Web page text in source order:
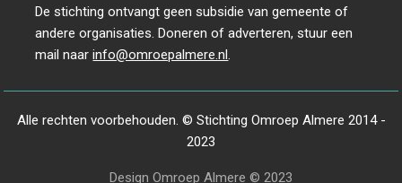
De stichting ontvangt geen subsidie van gemeente of
andere organisaties. Doneren of adverteren, stuur een
mail naarinfo@omroepalmere.nl.
Alle rechten voorbehouden. © Stichting Omroep Almere 2014 -
2023
Design Omroep Almere © 2023